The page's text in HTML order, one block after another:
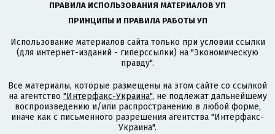
ПРАВИЛА ИСПОЛЬЗОВАНИЯ МАТЕРИАЛОВ УП
ПРИНЦИПЫ И ПРАВИЛА РАБОТЫ УП
Использование материалов сайта только при условии ссылки
(для интернет-изданий - гиперссылки) на "Экономическую
правду".
Все материалы, которые размещены на этом сайте со ссылкой
на агентство "Интерфакс-Украина", не подлежат дальнейшему
воспроизведению и/или распространению в любой форме,
иначе как с письменного разрешения агентства "Интерфакс-
Украина".